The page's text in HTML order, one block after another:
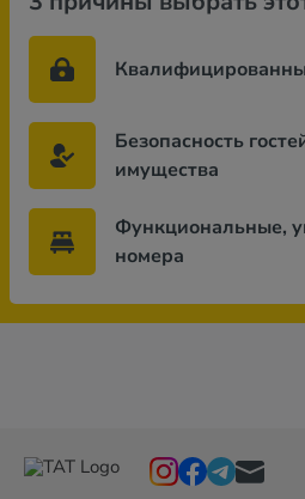
Безопасность
имущества
Функциональные,
номера